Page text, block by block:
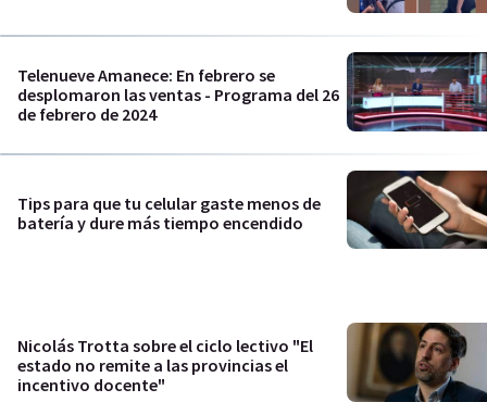
Telenueve Amanece: En febrero se
desplomaron las ventas - Programa del 26
de febrero de 2024
Tips para que tu celular gaste menos de
batería y dure más tiempo encendido
Nicolás Trotta sobre el ciclo lectivo "El
estado no remite a las provincias el
incentivo docente"